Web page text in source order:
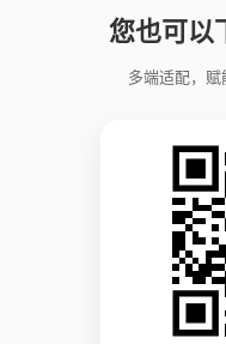
您也可以
多端适配，